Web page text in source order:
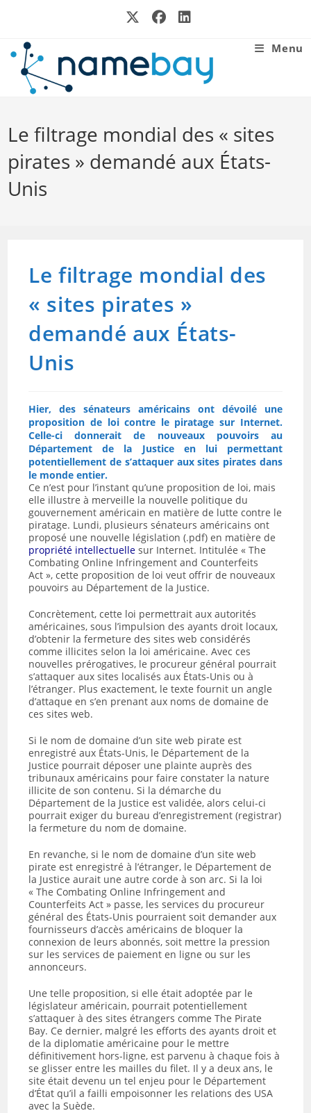
Menu
Le filtrage mondial des « sites
pirates » demandé aux États-
Unis
Le filtrage mondial des
« sites pirates »
demandé aux États-
Unis
Hier, des sénateurs américains ont dévoilé une
proposition de loi contre le piratage sur Internet.
Celle-ci donnerait de nouveaux pouvoirs au
Département de la Justice en lui permettant
potentiellement de s’attaquer aux sites pirates dans
le monde entier.
Ce n’est pour l’instant qu’une proposition de loi, mais
elle illustre à merveille la nouvelle politique du
gouvernement américain en matière de lutte contre le
piratage. Lundi, plusieurs sénateurs américains ont
proposé une nouvelle législation (.pdf) en matière de
propriété intellectuelle sur Internet. Intitulée « The
Combating Online Infringement and Counterfeits
Act », cette proposition de loi veut offrir de nouveaux
pouvoirs au Département de la Justice.
Concrètement, cette loi permettrait aux autorités
américaines, sous l’impulsion des ayants droit locaux,
d’obtenir la fermeture des sites web considérés
comme illicites selon la loi américaine. Avec ces
nouvelles prérogatives, le procureur général pourrait
s’attaquer aux sites localisés aux États-Unis ou à
l’étranger. Plus exactement, le texte fournit un angle
d’attaque en s’en prenant aux noms de domaine de
ces sites web.
Si le nom de domaine d’un site web pirate est
enregistré aux États-Unis, le Département de la
Justice pourrait déposer une plainte auprès des
tribunaux américains pour faire constater la nature
illicite de son contenu. Si la démarche du
Département de la Justice est validée, alors celui-ci
pourrait exiger du bureau d’enregistrement (registrar)
la fermeture du nom de domaine.
En revanche, si le nom de domaine d’un site web
pirate est enregistré à l’étranger, le Département de
la Justice aurait une autre corde à son arc. Si la loi
« The Combating Online Infringement and
Counterfeits Act » passe, les services du procureur
général des États-Unis pourraient soit demander aux
fournisseurs d’accès américains de bloquer la
connexion de leurs abonnés, soit mettre la pression
sur les services de paiement en ligne ou sur les
annonceurs.
Une telle proposition, si elle était adoptée par le
législateur américain, pourrait potentiellement
s’attaquer à des sites étrangers comme The Pirate
Bay. Ce dernier, malgré les efforts des ayants droit et
de la diplomatie américaine pour le mettre
définitivement hors-ligne, est parvenu à chaque fois à
se glisser entre les mailles du filet. Il y a deux ans, le
site était devenu un tel enjeu pour le Département
d’État qu’il a failli empoisonner les relations des USA
avec la Suède.